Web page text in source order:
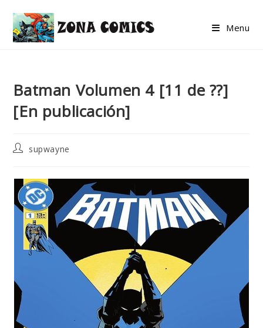
content
Menu
Batman Volumen 4 [11 de ??]
[En publicación]
Postsupwayne